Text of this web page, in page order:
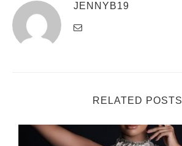
JENNYB19
RELATED POSTS